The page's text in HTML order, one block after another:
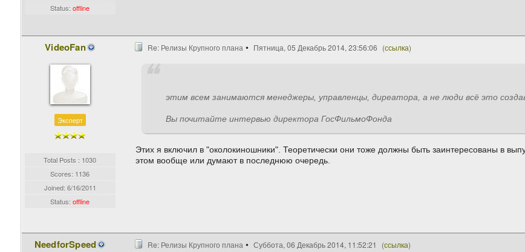
Status:offline
VideoFan
Эксперт
Total Posts : 1030
Scores: 1136
Joined: 6/16/2011
Status:offline
Re: Релизы Крупного плана Пятница, 05 Декабрь 2014, 23:56:06 (ссылка)
этим всем занимаются менеджеры, управленцы, диреатора, а не люди всё это
Вы почитайте интервью директора ГосФильмоФонда
Этих я включил в "околокиношники". Теоретически они тоже должны быть заинтересованы в
этом вообще или думают в последнюю очередь.
NeedforSpeed Re: Релизы Крупного плана Суббота, 06 Декабрь 2014, 11:52:21 (ссылка)